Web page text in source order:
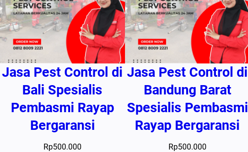
Jasa Pest Control di
Bali Spesialis
Pembasmi Rayap
Bergaransi
Rp500.000
Jasa Pest Control di
Bandung Barat
Spesialis Pembasmi
Rayap Bergaransi
Rp500.000